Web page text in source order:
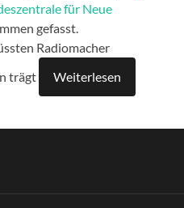
für Neue
gefasst.
Radiomacher
trägt
Weiterlesen